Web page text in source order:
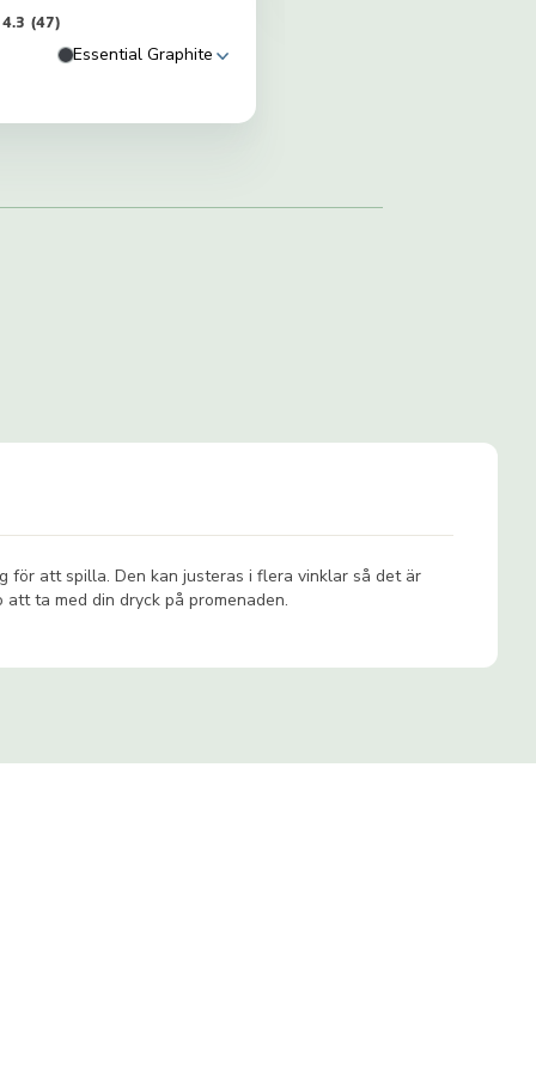
för att spilla. Den kan justeras i flera vinklar så det är
ta med din dryck på promenaden.
4.3 (47)
Essential Graphite